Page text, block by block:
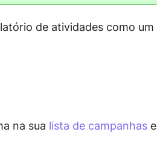
de atividades como um
na sua lista de campanhas e